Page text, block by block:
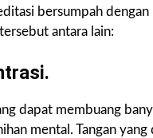
bersumpah
antara lain:
dapat membuang
mental. Tangan yang